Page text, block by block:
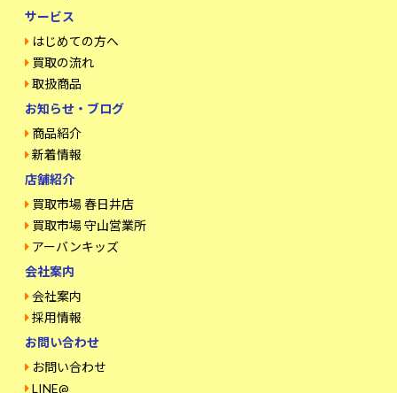
サービス
はじめての方へ
買取の流れ
取扱商品
お知らせ・ブログ
商品紹介
新着情報
店舗紹介
買取市場 春日井店
買取市場 守山営業所
アーバンキッズ
会社案内
会社案内
採用情報
お問い合わせ
お問い合わせ
LINE@